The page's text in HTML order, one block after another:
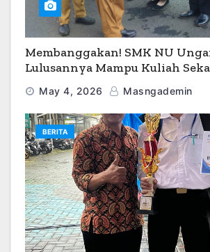
Membanggakan! SMK NU
Lulusannya Mampu Kuliah
May 4, 2026 Masngademin
BERITA